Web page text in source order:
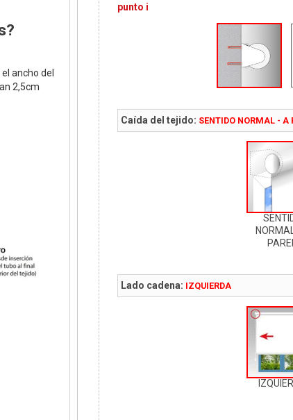
ancho del
2,5cm
punto i
Caída del tejido: SENTIDO NORMAL - A
Lado cadena: IZQUIERDA